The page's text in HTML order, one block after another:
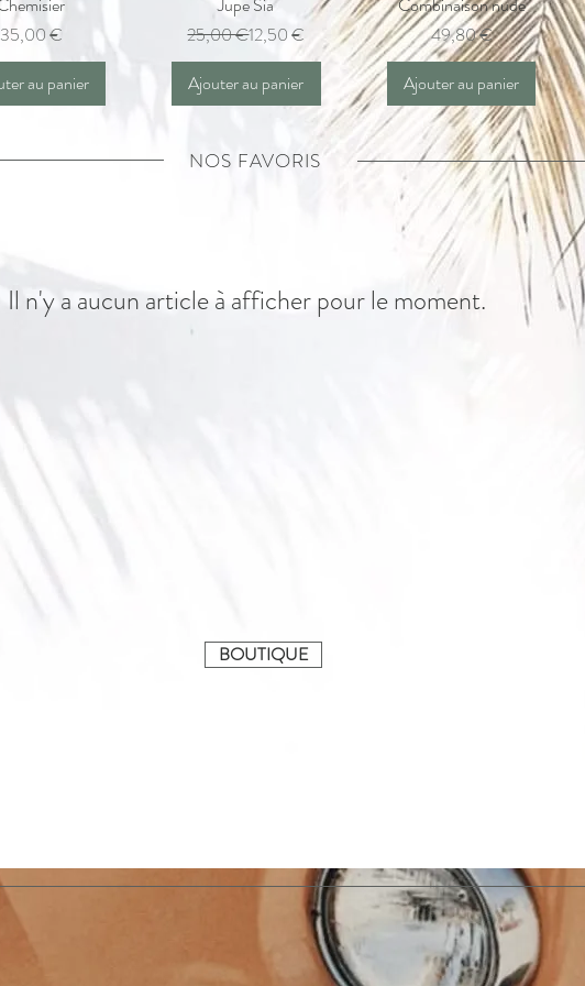
Prix
35,00 €
au panier
Jupe Sia
Prix original
25,00 €Prix promotionnel
12,50 €
Ajouter au panier
Combinaison nude
Prix
49,80 €
Ajouter au panier
NOS FAVORIS
Il n'y a aucun article à afficher pour le moment.
BOUTIQUE